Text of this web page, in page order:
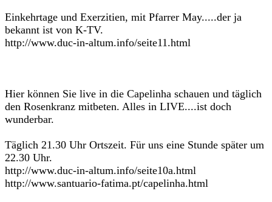
Einkehrtage und Exerzitien, mit Pfarrer May.....der ja
bekannt ist von K-TV.
http://www.duc-in-altum.info/seite11.html
Hier können Sie live in die Capelinha schauen und täglich
den Rosenkranz mitbeten. Alles in LIVE....ist doch
wunderbar.
Täglich 21.30 Uhr Ortszeit. Für uns eine Stunde später um
22.30 Uhr.
http://www.duc-in-altum.info/seite10a.html
http://www.santuario-fatima.pt/capelinha.html